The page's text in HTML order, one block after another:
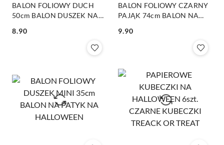
BALON FOLIOWY DUCH
50cm BALON DUSZEK NA
Cena:
8.90
BALON FOLIOWY CZARNY
PAJĄK 74cm BALON NA
Cena:
9.90